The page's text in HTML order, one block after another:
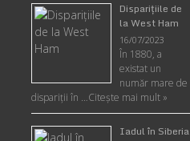
Disparițiile de
la West Ham
16/07/2023
În 1880, a
existat un
număr mare de
dispariții în …Citește mai mult »
Iadul în Siberia